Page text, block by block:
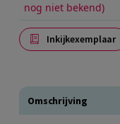
nog niet bekend)
Inkijkexemplaar
Omschrijving